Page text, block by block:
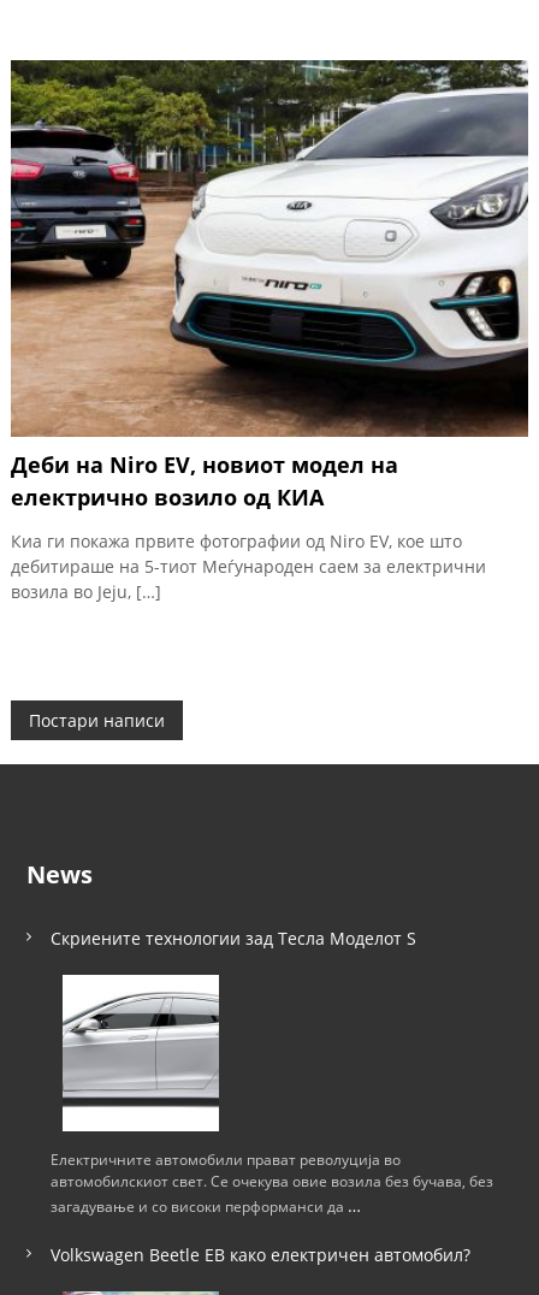
Деби на Niro EV, новиот модел на
електрично возило од КИА
Киа ги покажа првите фотографии од Niro EV, кoe што
дебитираше на 5-тиот Меѓународен саем за електрични
возила во Jeju, […]
Н
а
и
н
Постари написи
News
Скриените технологии зад Тесла Моделот S
Електричните автомобили прават револуција во
автомобилскиот свет. Се очекува овие возила без бучава, без
загадување и со високи перформанси да …
Volkswagen Beetle ЕВ како електричен автомобил?